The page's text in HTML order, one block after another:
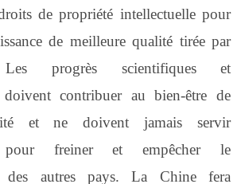
de propriété intellectuelle pour
de meilleure qualité tirée par
Les progrès scientifiques et
doivent contribuer au bien-être de
et ne doivent jamais servir
pour freiner et empêcher le
des autres pays. La Chine fera